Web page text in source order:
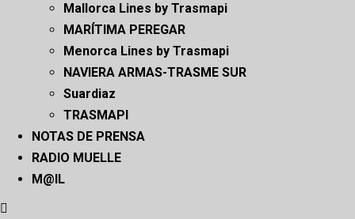
Mallorca Lines by Trasmapi
MARÍTIMA PEREGAR
Menorca Lines by Trasmapi
NAVIERA ARMAS-TRASME SUR
Suardiaz
TRASMAPI
NOTAS DE PRENSA
RADIO MUELLE
M@IL